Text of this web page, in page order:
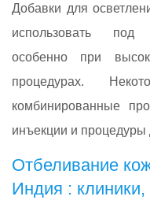
Добавки для
использовать под
особенно при
процедурах.
комбинированные
инъекции и процедуры
Отбеливание
Индия :